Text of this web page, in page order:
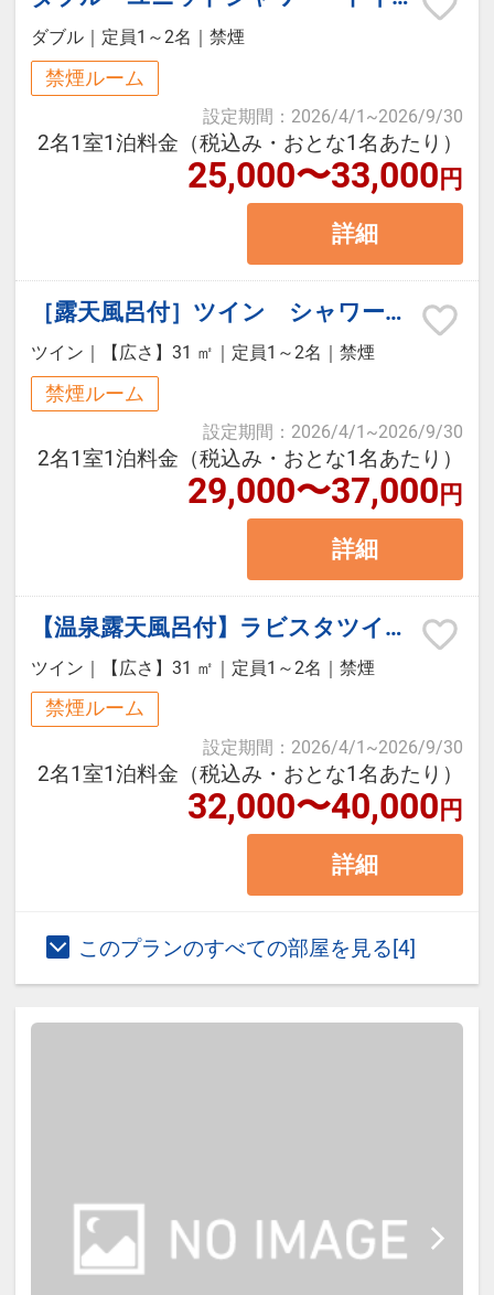
引」で早い予約がお得！
※掲載金額は割引後のご料金となり
ます。
【記念日のお客様へ】（前後2週間
以内：予約時に要望欄にて申し出く
◆ホテルオリジナル記念品をご用意
【滞在中のお愉しみ】
◆ラウンジ（セントラルスクエア3F
ラウンジ）
・ウェルカムドリンクをご用意
・お凌ぎをご用意
・夜鳴き甘味をご用意
◆湯上り処（セントラルスクエア4F
大浴場前）
・湯上りアイスをご用意
・湯上り乳酸菌飲料をご用意
・お夜食に共立名物「夜鳴きそば」
をご用意
ダブル｜ 定員1～2名 禁煙
禁煙ルーム
設定期間 ： 2026/4/1 ~2026/9/30
2名1室1泊料金（税込み・おとな1名あたり）
25,000〜33,000円
詳細
［露天風呂付］ツイン シャワーブース・トイレ付（禁煙）
ツイン 【広さ】31 ㎡ 定員1～2名 禁煙
禁煙ルーム
設定期間 ： 2026/4/1 ~2026/9/30
2名1室1泊料金（税込み・おとな1名あたり）
29,000〜37,000円
詳細
【温泉露天風呂付】ラビスタツイン シャワーブース・トイレ付（禁煙）
ツイン ｜ 【広さ】31 ㎡ ｜ 定員1～2名 ｜ 禁煙
禁煙ルーム
設定期間 ： 2026/4/1 ~2026/9/30
2名1室1泊料金（税込み・おとな1名あたり）
32,000〜40,000円
詳細
このプランのすべての部屋を見る[4]